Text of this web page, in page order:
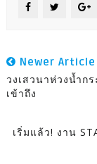
Newer Article
วงเสวนาห่วงน้ำก
เข้าถึง
เริ่มแล้ว! งาน